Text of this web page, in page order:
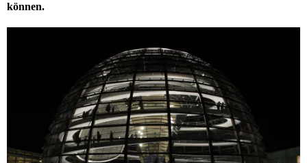
können.